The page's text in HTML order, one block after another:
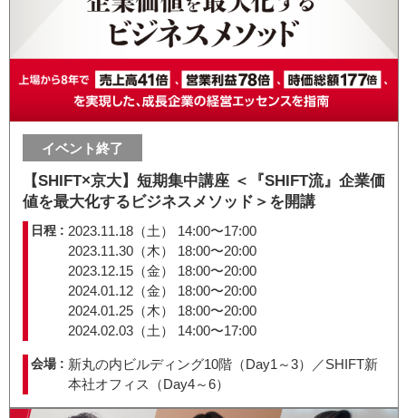
イベント終了
【SHIFT×京大】短期集中講座 ＜『SHIFT流』企業価
値を最大化するビジネスメソッド＞を開講
日程 : 2023.11.18（土） 14:00〜17:00
2023.11.30（木） 18:00〜20:00
2023.12.15（金） 18:00〜20:00
2024.01.12（金） 18:00〜20:00
2024.01.25（木） 18:00〜20:00
2024.02.03（土） 14:00〜17:00
会場 : 新丸の内ビルディング10階（Day1～3）／SHIFT新
本社オフィス（Day4～6）